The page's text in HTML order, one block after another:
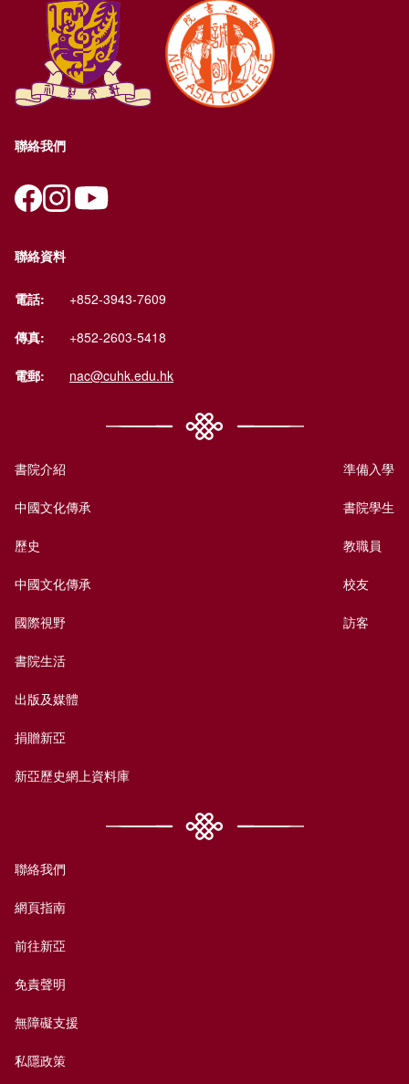
聯絡我們
聯絡資料
電話: +852-3943-7609
傳真: +852-2603-5418
電郵: nac@cuhk.edu.hk
書院介紹
中國文化傳承
歷史
中國文化傳承
國際視野
書院生活
出版及媒體
捐贈新亞
新亞歷史網上資料庫
準備入學
書院學生
教職員
校友
訪客
聯絡我們
網頁指南
前往新亞
免責聲明
無障礙支援
私隱政策